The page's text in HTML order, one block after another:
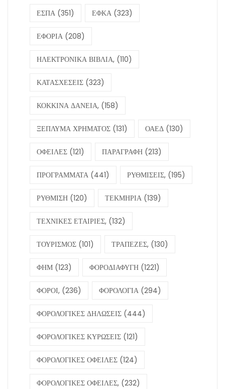
ΕΣΠΑ (351) ΕΦΚΑ (323)
ΕΦΟΡΙΑ (208)
ΗΛΕΚΤΡΟΝΙΚΑ ΒΙΒΛΙΑ, (110)
ΚΑΤΑΣΧΕΣΕΙΣ (323)
ΚΟΚΚΙΝΑ ΔΑΝΕΙΑ, (158)
ΞΕΠΛΥΜΑ ΧΡΗΜΑΤΟΣ (131) ΟΑΕΔ (130)
ΟΦΕΙΛΕΣ (121) ΠΑΡΑΓΡΑΦΗ (213)
ΠΡΟΓΡΑΜΜΑΤΑ (441) ΡΥΘΜΙΣΕΙΣ, (195)
ΡΥΘΜΙΣΗ (120) ΤΕΚΜΗΡΙΑ (139)
ΤΕΧΝΙΚΕΣ ΕΤΑΙΡΙΕΣ, (132)
ΤΟΥΡΙΣΜΟΣ (101) ΤΡΑΠΕΖΕΣ, (130)
ΦΗΜ (123) ΦΟΡΟΔΙΑΦΥΓΗ (1221)
ΦΟΡΟΙ, (236) ΦΟΡΟΛΟΓΙΑ (294)
ΦΟΡΟΛΟΓΙΚΕΣ ΔΗΛΩΣΕΙΣ (444)
ΦΟΡΟΛΟΓΙΚΕΣ ΚΥΡΩΣΕΙΣ (121)
ΦΟΡΟΛΟΓΙΚΕΣ ΟΦΕΙΛΕΣ (124)
ΦΟΡΟΛΟΓΙΚΕΣ ΟΦΕΙΛΕΣ, (232)